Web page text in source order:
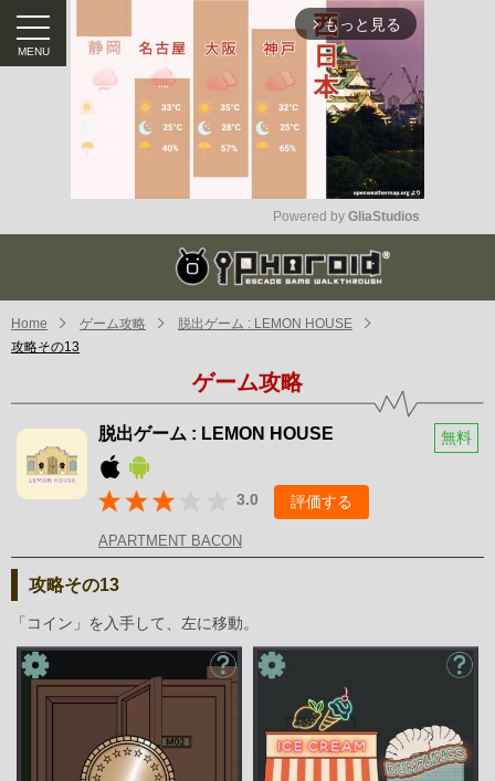
arrow_forward_ios もっと見る
Mute
Powered by GliaStudios
Home ゲーム攻略
脱出ゲーム : LEMON HOUSE
攻略その13
ゲーム攻略
脱出ゲーム : LEMON HOUSE 無料
3.0 評価する
APARTMENT BACON
攻略その13
「コイン」を入手して、左に移動。